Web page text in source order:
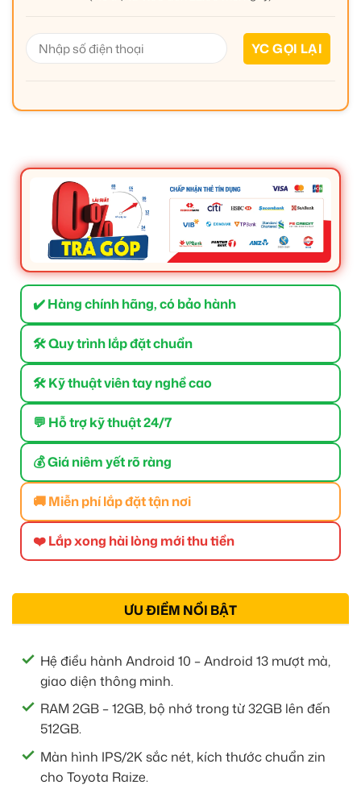
✔️ Hàng chính hãng, có bảo hành
🛠 Quy trình lắp đặt chuẩn
🛠 Kỹ thuật viên tay nghề cao
💬 Hỗ trợ kỹ thuật 24/7
💰 Giá niêm yết rõ ràng
🚚 Miễn phí lắp đặt tận nơi
❤️ Lắp xong hài lòng mới thu tiền
ƯU ĐIỂM NỔI BẬT
Hệ điều hành Android 10 – Android 13 mượt mà,
giao diện thông minh.
RAM 2GB – 12GB, bộ nhớ trong từ 32GB lên đến
512GB.
Màn hình IPS/2K sắc nét, kích thước chuẩn zin
cho Toyota Raize.